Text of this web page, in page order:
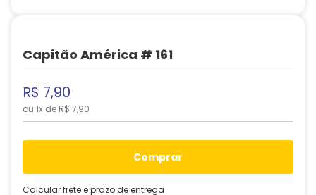
Capitão América # 161
R$ 7,90
ou 1x de R$ 7,90
comprar
Calcular frete e prazo de entrega